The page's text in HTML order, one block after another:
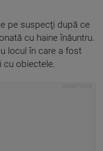
pe suspecţi după ce
cu haine înăuntru.
locul în care a fost
cu obiectele.